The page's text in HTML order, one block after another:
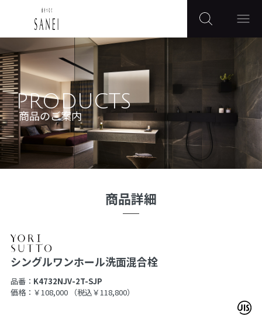
PRODUCTS
商品のご案内
商品詳細
シングルワンホール洗面混合栓
品番： K4732NJV-2T-SJP
価格：￥108,000
（税込￥118,800）